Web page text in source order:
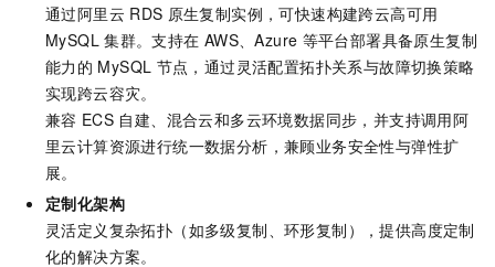
通过阿里云 RDS 原生复制实例，可快速构建跨云高可用
MySQL 集群。支持在 AWS、Azure 等平台部署具备原生复制
能力的 MySQL 节点，通过灵活配置拓扑关系与故障切换策略
实现跨云容灾。
兼容 ECS 自建、混合云和多云环境数据同步，并支持调用阿
里云计算资源进行统一数据分析，兼顾业务安全性与弹性扩
展。
定制化架构
灵活定义复杂拓扑（如多级复制、环形复制），提供高度定制
化的解决方案。